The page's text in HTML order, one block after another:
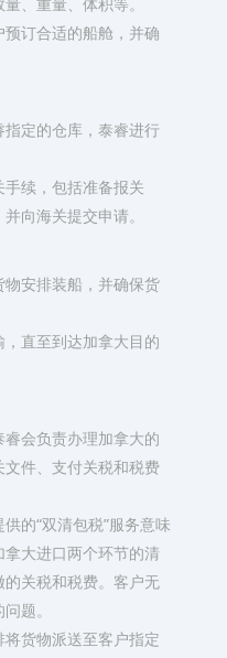
订合适的船舱，并确
定的仓库，泰睿进行
续，包括准备报关
向海关提交申请。
安排装船，并确保货
直至到达加拿大目的
会负责办理加拿大的
件、支付关税和税费
的“双清包税”服务意味
大进口两个环节的清
关税和税费。客户无
题。
货物派送至客户指定